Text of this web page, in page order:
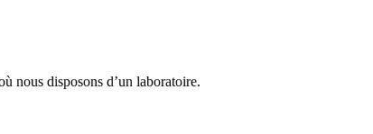
nous disposons d’un laboratoire.